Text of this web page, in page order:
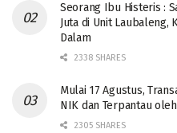
Seorang Ibu Histeris :
Juta di Unit Laubaleng,
Dalam
2338 SHARES
Mulai 17 Agustus,
NIK dan Terpantau
2305 SHARES